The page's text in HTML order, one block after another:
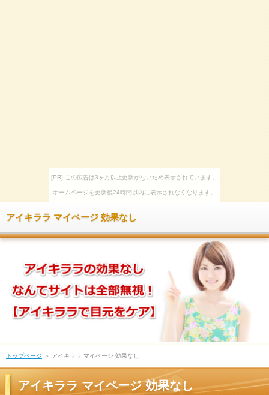
[PR] この広告は3ヶ月以上更新がないため表示されています。
ホームページを更新後24時間以内に表示されなくなります。
アイキララ マイページ 効果なし
トップページ ＞ アイキララ マイページ 効果なし
アイキララ マイページ 効果なし